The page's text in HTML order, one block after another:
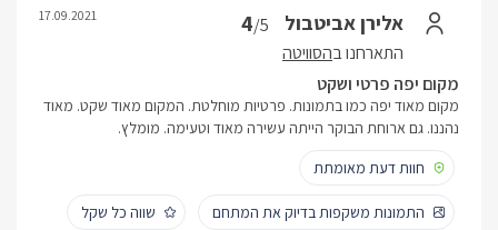
אלירן אביטבול 4/5
התארחנו בהסוויטה
17.09.2021
מקום יפה פרטי ושקט
מקום מאוד יפה כמו בתמונות. פרטיות מוחלטת. המקום מאוד שקט. מאוד
נהננו. גם ארוחת הבוקר הייתה עשירה מאוד וטעימה. מומלץ.
חוות דעת מאומתת
התמונות משקפות בדיוק את המתחם שווה כל שקל